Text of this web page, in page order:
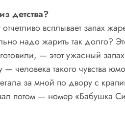
детства?
всплывает запах
надо жарить так долго?
— этот ужасный
такого чувства
за мной по двору с
потом — номер «Бабушка